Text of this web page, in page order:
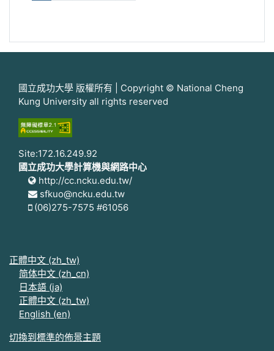
國立成功大學 版權所有 | Copyright © National Cheng
Kung University all rights reserved
Site:172.16.249.92
國立成功大學計算機與網路中心
http://cc.ncku.edu.tw/
sfkuo@ncku.edu.tw
(06)275-7575 #61056
正體中文 ‎(zh_tw)‎
简体中文 ‎(zh_cn)‎
日本語 ‎(ja)‎
正體中文 ‎(zh_tw)‎
English ‎(en)‎
切換到標準的佈景主題